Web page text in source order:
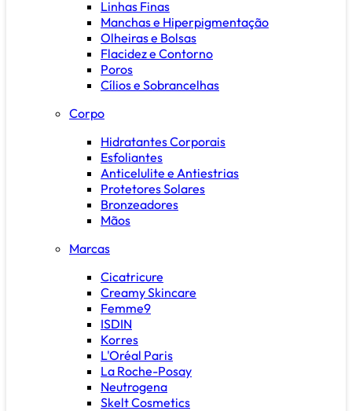
Linhas Finas
Manchas e Hiperpigmentação
Olheiras e Bolsas
Flacidez e Contorno
Poros
Cílios e Sobrancelhas
Corpo
Hidratantes Corporais
Esfoliantes
Anticelulite e Antiestrias
Protetores Solares
Bronzeadores
Mãos
Marcas
Cicatricure
Creamy Skincare
Femme9
ISDIN
Korres
L'Oréal Paris
La Roche-Posay
Neutrogena
Skelt Cosmetics